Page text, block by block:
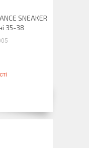
SNEAKER
35-38